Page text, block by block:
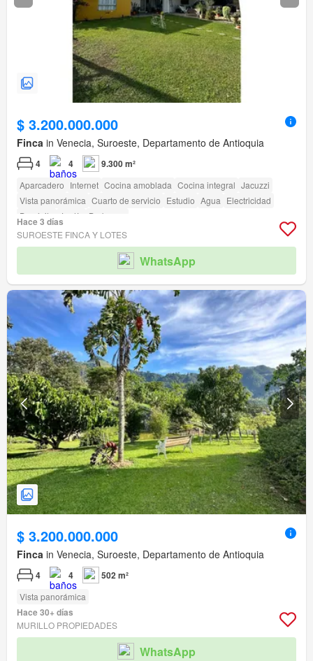
$ 3.200.000.000
Finca in Venecia, Suroeste, Departamento de Antioquia
4 4 9.300 m²
Aparcadero Internet Cocina amoblada Cocina integral Jacuzzi
Vista panorámica Cuarto de servicio Estudio Agua Electricidad
Depósito
Jardín Barbecue
Hace 3 días
SUROESTE FINCA Y LOTES
WhatsApp
$ 3.200.000.000
Finca in Venecia, Suroeste, Departamento de Antioquia
4 4 502 m²
Vista panorámica
Hace 30+ días
MURILLO PROPIEDADES
WhatsApp